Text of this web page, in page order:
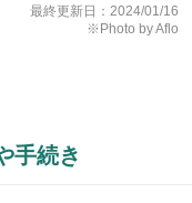
最終更新日： 2024/01/16
※Photo by Aflo
手続き